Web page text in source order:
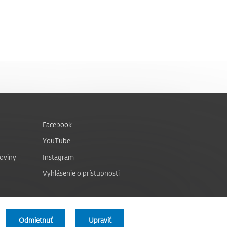
Odmietnuť Upraviť
Facebook
YouTube
Instagram
Vyhlásenie o prístupnosti